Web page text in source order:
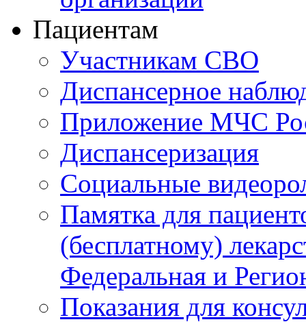
Пациентам
Участникам СВО
Диспансерное
Приложение МЧС
Диспансеризация
Социальные
Памятка для
(бесплатному)
Федеральная и
Показания для